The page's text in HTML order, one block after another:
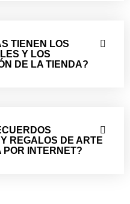
TIENEN LOS
Y LOS
DE LA TIENDA?
REGALOS DE ARTE
INTERNET?